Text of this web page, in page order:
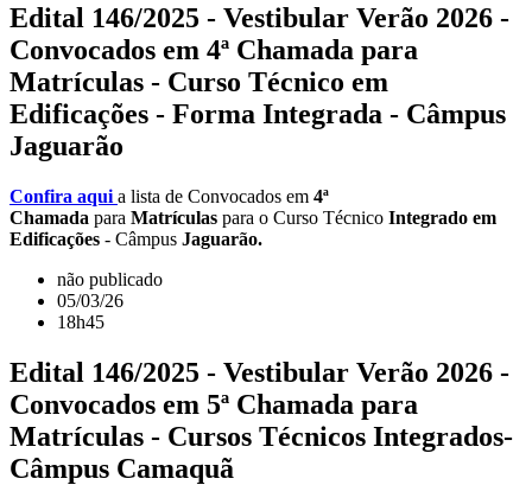
Edital 146/2025 - Vestibular Verão 2026 -
Convocados em 4ª Chamada para
Matrículas - Curso Técnico em
Edificações - Forma Integrada - Câmpus
Jaguarão
Confira aqui a lista de Convocados em 4ª
Chamada para Matrículas para o Curso Técnico Integrado em
Edificações - Câmpus Jaguarão.
não publicado
05/03/26
18h45
Edital 146/2025 - Vestibular Verão 2026 -
Convocados em 5ª Chamada para
Matrículas - Cursos Técnicos Integrados-
Câmpus Camaquã